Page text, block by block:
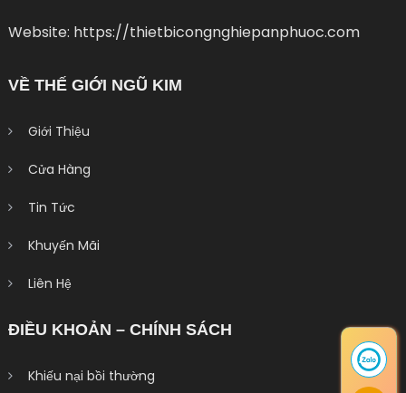
Website: https://thietbicongnghiepanphuoc.com
VỀ THẾ GIỚI NGŨ KIM
Giới Thiệu
Cửa Hàng
Tin Tức
Khuyến Mãi
Liên Hệ
ĐIỀU KHOẢN – CHÍNH SÁCH
Khiếu nại bồi thường